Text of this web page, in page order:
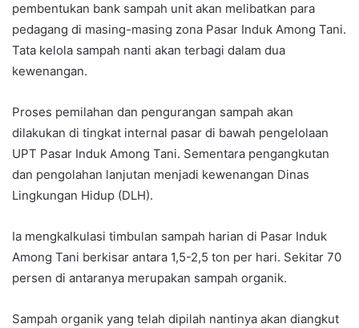
pembentukan bank sampah unit akan melibatkan para
pedagang di masing-masing zona Pasar Induk Among Tani.
Tata kelola sampah nanti akan terbagi dalam dua
kewenangan.
Proses pemilahan dan pengurangan sampah akan
dilakukan di tingkat internal pasar di bawah pengelolaan
UPT Pasar Induk Among Tani. Sementara pengangkutan
dan pengolahan lanjutan menjadi kewenangan Dinas
Lingkungan Hidup (DLH).
Ia mengkalkulasi timbulan sampah harian di Pasar Induk
Among Tani berkisar antara 1,5-2,5 ton per hari. Sekitar 70
persen di antaranya merupakan sampah organik.
Sampah organik yang telah dipilah nantinya akan diangkut